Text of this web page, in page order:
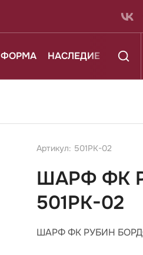
ФОРМА НАСЛЕДИЕ К
Артикул: 501РК-02
ШАРФ ФК
501РК-02
ШАРФ ФК РУБИН